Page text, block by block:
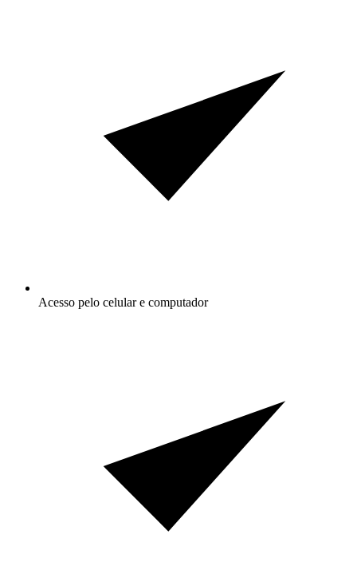
Acesso pelo celular e computador